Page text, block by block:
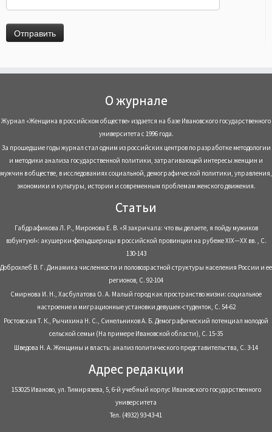
О журнале
Журнал «Женщина в российском обществе» издается на базе Ивановского государственного
университета с 1996 года.
За прошедшие годы журнал стал одним из российских центров по разработке методологии
и методики анализа государственной политики, затрагивающей интересы женщин и
мужчин в обществе, в исследованиях социальной, демографической политики, управления,
экономики и культуры, истории и современным проблемам женского движения.
Статьи
Габдрафикова Л. Р., Миронова Е. В. «Я закричала: что вы делаете, я пойду мужиков
взбунтую!»: акушерки-фельдшерицы в российской провинции на рубеже XIX—XX вв. , С.
130-143
Доброхлеб В. Г. Динамика численности и половозрастной структуры населения России и ее
регионов, С. 92-104
Смирнова И. Н., Хасбулатова О. А. Малый город как пространство жизни: социальное
настроение и миграционные установки девушек-студенток, С. 54-62
Ростовская Т. К., Рычихина Н. С., Синельников А. Б. Демографический потенциал молодой
сельской семьи (На примере Ивановской области), С. 15-35
Шведова Н. А. Женщины и власть: анализ политического представительства, С. 3-14
Адрес редакции
153025 Иваново, ул. Тимирязева, 5, 6-й учебный корпус Ивановского государственного
университета
Тел. (4932) 93-43-41